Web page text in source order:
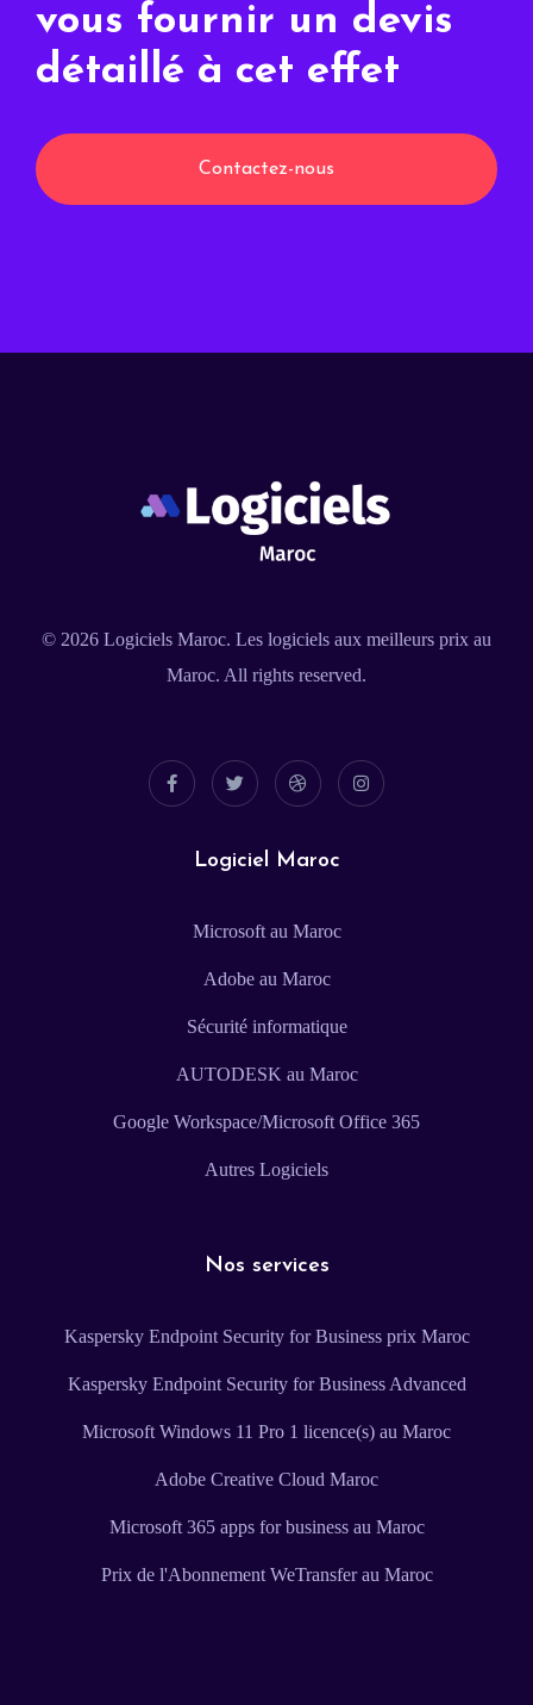
vous fournir un devis
détaillé à cet effet
Contactez-nous
© 2026 Logiciels Maroc. Les logiciels aux meilleurs prix au
Maroc. All rights reserved.
Logiciel Maroc
Microsoft au Maroc
Adobe au Maroc
Sécurité informatique
AUTODESK au Maroc
Google Workspace/Microsoft Office 365
Autres Logiciels
Nos services
Kaspersky Endpoint Security for Business prix Maroc
Kaspersky Endpoint Security for Business Advanced
Microsoft Windows 11 Pro 1 licence(s) au Maroc
Adobe Creative Cloud Maroc
Microsoft 365 apps for business au Maroc
Prix de l'Abonnement WeTransfer au Maroc